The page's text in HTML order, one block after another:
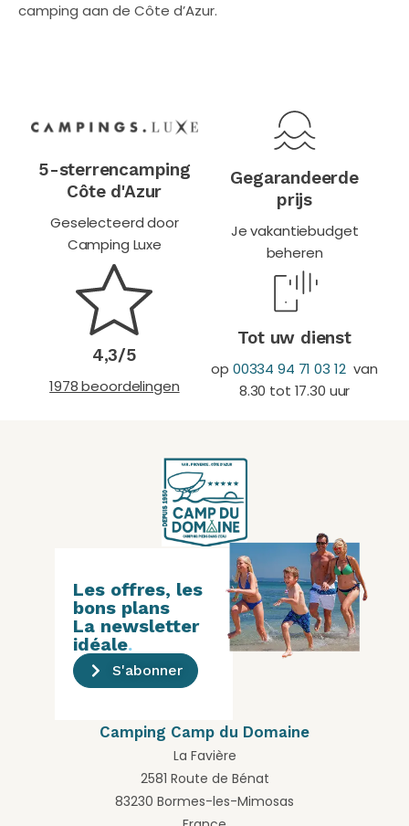
camping aan de Côte d’Azur.
5-sterrencamping
Côte d'Azur
Geselecteerd door
Camping Luxe
Gegarandeerde
prijs
Je vakantiebudget
beheren
4,3/5
1978 beoordelingen
Tot uw dienst
op 00334 94 71 03 12van
8.30 tot 17.30 uur
Camping Camp du Domaine
La Favière
2581 Route de Bénat
83230 Bormes-les-Mimosas
Les offres, les
bons plans
La newsletter
idéale.
S'abonner